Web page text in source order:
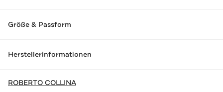
Größe & Passform
Herstellerinformationen
ROBERTO COLLINA